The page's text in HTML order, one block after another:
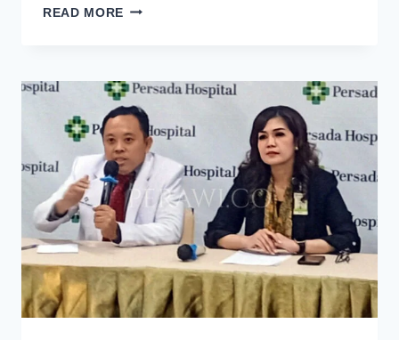
READ MORE DOKTER
PASIEN
DI
PERSADA
HOSPITAL
MALANG